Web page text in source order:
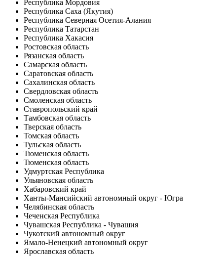
Республика Мордовия
Республика Саха (Якутия)
Республика Северная Осетия-Алания
Республика Татарстан
Республика Хакасия
Ростовская область
Рязанская область
Самарская область
Саратовская область
Сахалинская область
Свердловская область
Смоленская область
Ставропольский край
Тамбовская область
Тверская область
Томская область
Тульская область
Тюменская область
Тюменская область
Удмуртская Республика
Ульяновская область
Хабаровский край
Ханты-Мансийский автономный округ - Югра
Челябинская область
Чеченская Республика
Чувашская Республика - Чувашия
Чукотский автономный округ
Ямало-Ненецкий автономный округ
Ярославская область